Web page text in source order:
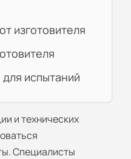
изготовителя
испытаний
и технических
Специалисты